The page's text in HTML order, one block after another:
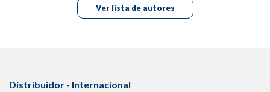
Ver lista de autores
Distribuidor - Internacional